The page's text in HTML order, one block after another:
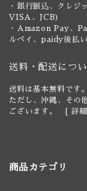
・銀行振込、クレ
VISA、JCB)
・Amazon Pay、
ルペイ、paidy後払
送料・配送につ
送料は基本無料です。
ただし、沖縄、その
ございます。 [ 詳
商品カテゴリ